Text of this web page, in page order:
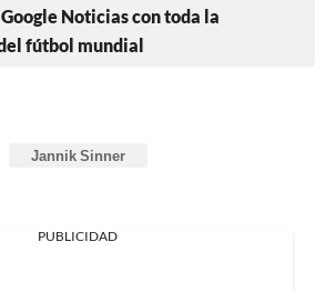
Google Noticias con toda la
fútbol mundial
Jannik Sinner
PUBLICIDAD